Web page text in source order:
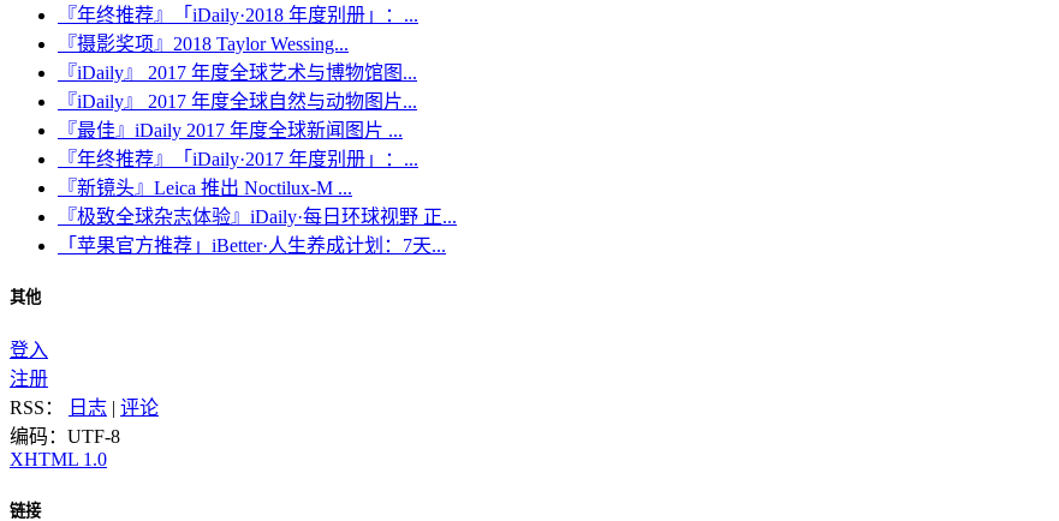
『年终推荐』「iDaily·2018 年度别册」：...
『摄影奖项』2018 Taylor Wessing...
『iDaily』 2017 年度全球艺术与博物馆图...
『iDaily』 2017 年度全球自然与动物图片...
『最佳』iDaily 2017 年度全球新闻图片 ...
『年终推荐』「iDaily·2017 年度别册」：...
『新镜头』Leica 推出 Noctilux-M ...
『极致全球杂志体验』iDaily·每日环球视野 正...
「苹果官方推荐」iBetter·人生养成计划：7天...
其他
登入
注册
RSS：
日志 | 评论
编码：UTF-8
XHTML 1.0
链接